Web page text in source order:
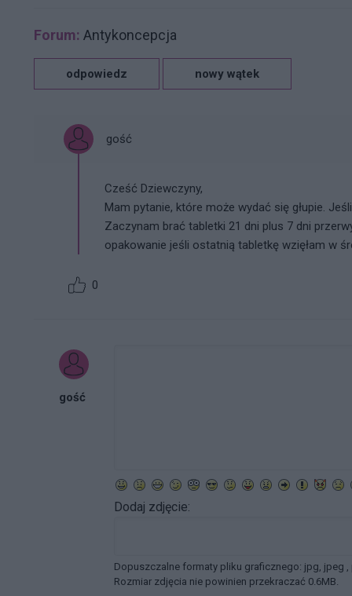
Forum: Antykoncepcja
odpowiedz nowy wątek
gość
Cześć Dziewczyny,
Mam pytanie, które może wydać się głupie.
Zaczynam brać tabletki 21 dni plus 7 dni
opakowanie jeśli ostatnią tabletkę wzięłam w
0
gość
Dodaj zdjęcie:
Dopuszczalne formaty pliku graficznego: jpg, jpeg ,
Rozmiar zdjęcia nie powinien przekraczać 0.6MB.